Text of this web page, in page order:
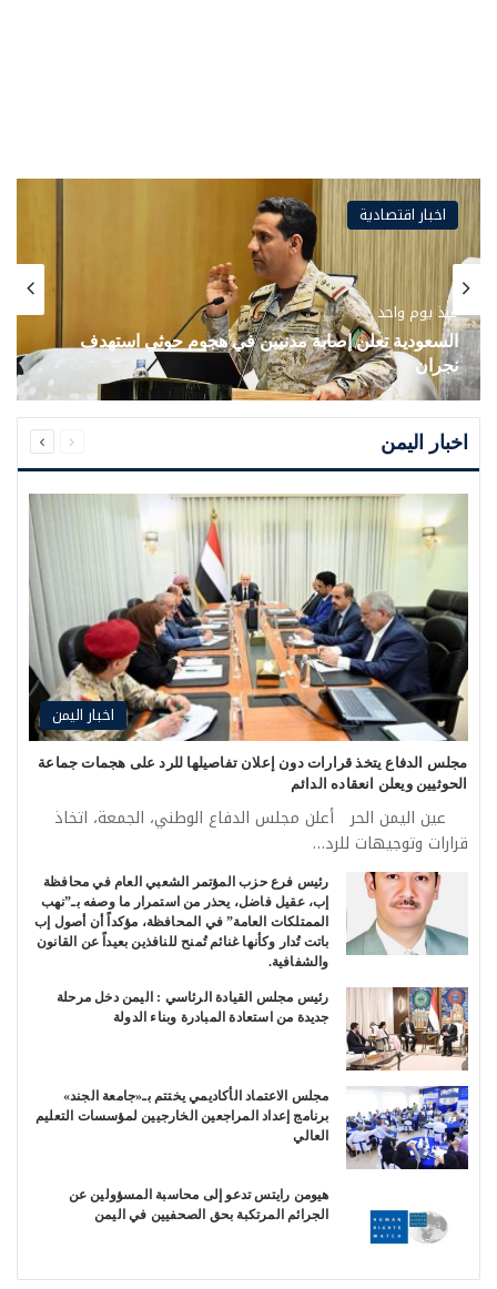
اخبار اقتصادية
منذ يوم واحد
السعودية تعلن إصابة مدنيين في هجوم حوثي استهدف
نجران
اخبار اليمن الصفحة
السابقة
الصفحة
التالية
اخبار اليمن
مجلس الدفاع يتخذ قرارات دون إعلان تفاصيلها للرد على هجمات جماعة
الحوثيين ويعلن انعقاده الدائم
عين اليمن الحر أعلن مجلس الدفاع الوطني، الجمعة، اتخاذ
قرارات وتوجيهات للرد…
رئيس فرع حزب المؤتمر الشعبي العام في محافظة
إب، عقيل فاضل، يحذر من استمرار ما وصفه بـ”نهب
الممتلكات العامة” في المحافظة، مؤكداً أن أصول إب
باتت تُدار وكأنها غنائم تُمنح للنافذين بعيداً عن القانون
والشفافية.
رئيس مجلس القيادة الرئاسي : اليمن دخل مرحلة
جديدة من استعادة المبادرة وبناء الدولة
مجلس الاعتماد الأكاديمي يختتم بـ«جامعة الجند»
برنامج إعداد المراجعين الخارجيين لمؤسسات التعليم
العالي
هيومن رايتس تدعو إلى محاسبة المسؤولين عن
الجرائم المرتكبة بحق الصحفيين في اليمن